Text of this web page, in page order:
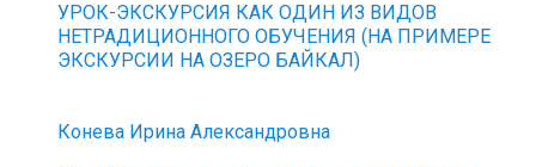
УРОК-ЭКСКУРСИЯ КАК ОДИН ИЗ ВИДОВ
НЕТРАДИЦИОННОГО ОБУЧЕНИЯ (НА ПРИМЕРЕ
ЭКСКУРСИИ НА ОЗЕРО БАЙКАЛ)
Конева Ирина Александровна